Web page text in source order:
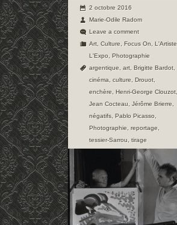
2 octobre 2016
Marie-Odile Radom
Leave a comment
Art Culture Focus On L'Artiste
L'Expo
Photographie
argentique
art Brigitte Bardot
cinéma culture Drouot
enchère
Henri-George Clouzot
Jean Cocteau Jérôme Brierre
négatifs Pablo Picasso
Photographie
reportage
tessier-Sarrou tirage